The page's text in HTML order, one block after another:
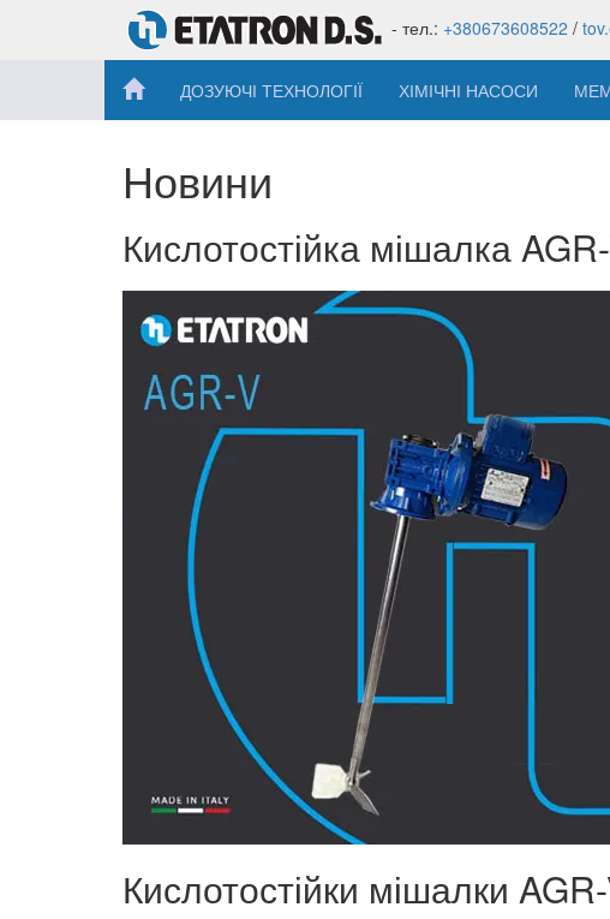
- тел.: +380673608522 /
ДОЗУЮЧІ ТЕХНОЛОГІЇ ХІМІЧНІ НАСОСИ
Новини
Кислотостійка мішалка
Кислотостійки мішалки